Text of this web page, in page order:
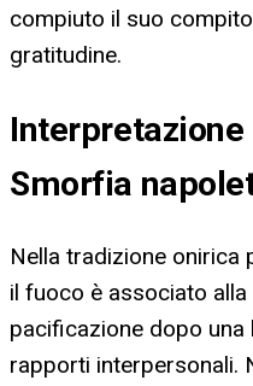
compiuto il suo
gratitudine.
Smorfia
Nella tradizione onirica
il fuoco è associato
pacificazione dopo
rapporti interpersonali.